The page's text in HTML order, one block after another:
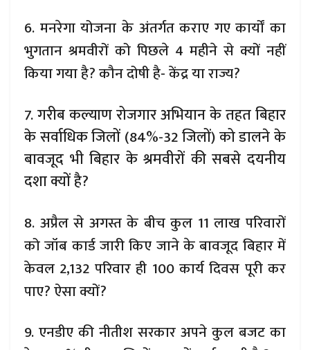
6. मनरेगा योजना के अंतर्गत कराए गए कार्यों का
भुगतान श्रमवीरों को पिछले 4 महीने से क्यों नहीं
किया गया है? कौन दोषी है- केंद्र या राज्य?
7. गरीब कल्याण रोजगार अभियान के तहत बिहार
के सर्वाधिक जिलों (84%-32 जिलों) को डालने के
बावजूद भी बिहार के श्रमवीरों की सबसे दयनीय
दशा क्यों है?
8. अप्रैल से अगस्त के बीच कुल 11 लाख परिवारों
को जॉब कार्ड जारी किए जाने के बावजूद बिहार में
केवल 2,132 परिवार ही 100 कार्य दिवस पूरी कर
पाए? ऐसा क्यों?
9. एनडीए की नीतीश सरकार अपने कुल बजट का